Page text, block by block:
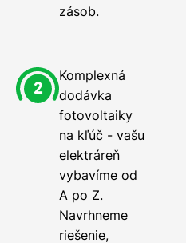
zásob.
Komplexná
dodávka
fotovoltaiky
na kľúč - vašu
elektráreň
vybavíme od
A po Z.
Navrhneme
riešenie,